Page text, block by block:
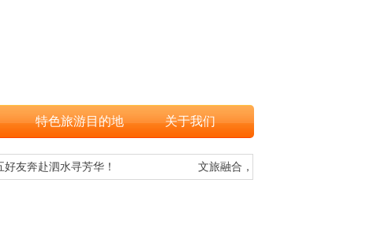
特色旅游目的地 关于我们
友奔赴泗水寻芳华！ 文旅融合，让更多游客欣赏到海南黎族